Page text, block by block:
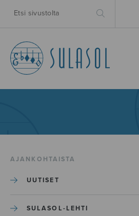
AJANKOHTAISTA
UUTISET
SULASOL-LEHTI